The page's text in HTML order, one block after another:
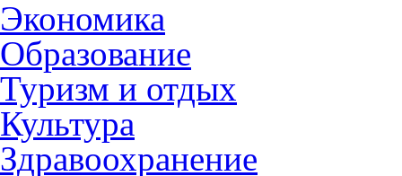
Экономика
Образование
Туризм и отдых
Культура
Здравоохранение